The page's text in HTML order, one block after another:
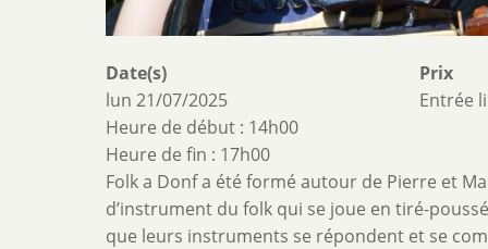
Date(s)
lun 21/07/2025
Heure de début : 14h00
Heure de fin : 17h00
Prix
Entrée
Folk a Donf a été formé autour de Pierre et
d’instrument du folk qui se joue en tiré-
que leurs instruments se répondent et se